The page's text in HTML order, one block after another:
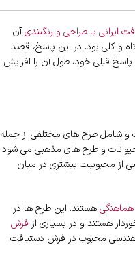
ایرانی با طراحی و رنگبندیآن
و کلی بود. در این پاسخ، قصد
قبلی خود، طول آن را افزایش
و شامل طرح های مختلفی از جمله
و طرح های مذهبی می شود.
از محبوبیت بیشتری در میان
هستند. این طرح ها در
هستند و در بسیاری از فرش
محبوب در فرش دستبافت